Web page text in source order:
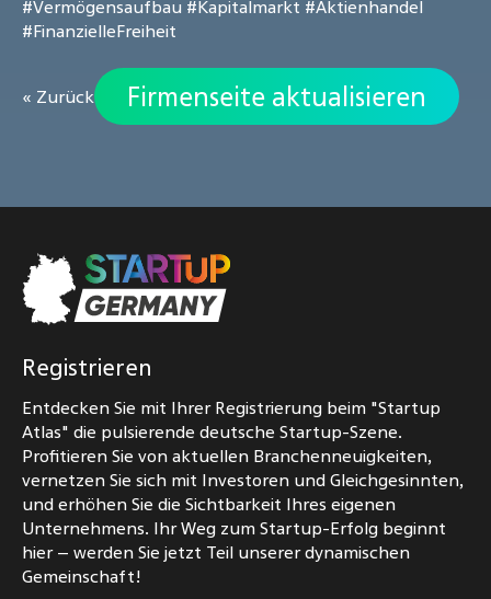
#Vermögensaufbau #Kapitalmarkt #Aktienhandel
#FinanzielleFreiheit
« Zurück Firmenseite aktualisieren
Registrieren
Entdecken Sie mit Ihrer Registrierung beim "Startup
Atlas" die pulsierende deutsche Startup-Szene.
Profitieren Sie von aktuellen Branchenneuigkeiten,
vernetzen Sie sich mit Investoren und Gleichgesinnten,
und erhöhen Sie die Sichtbarkeit Ihres eigenen
Unternehmens. Ihr Weg zum Startup-Erfolg beginnt
hier – werden Sie jetzt Teil unserer dynamischen
Gemeinschaft!